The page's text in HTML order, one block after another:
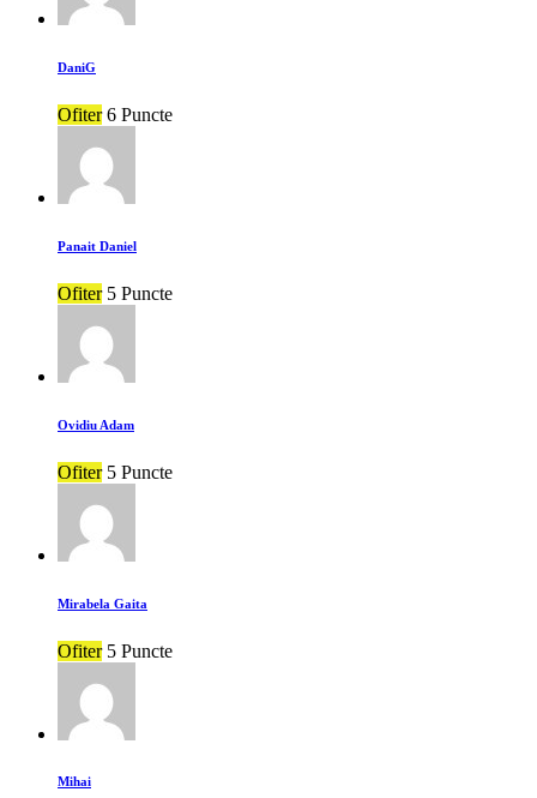
DaniG
Ofiter 6 Puncte
Panait Daniel
Ofiter 5 Puncte
Ovidiu Adam
Ofiter 5 Puncte
Mirabela Gaita
Ofiter 5 Puncte
Mihai